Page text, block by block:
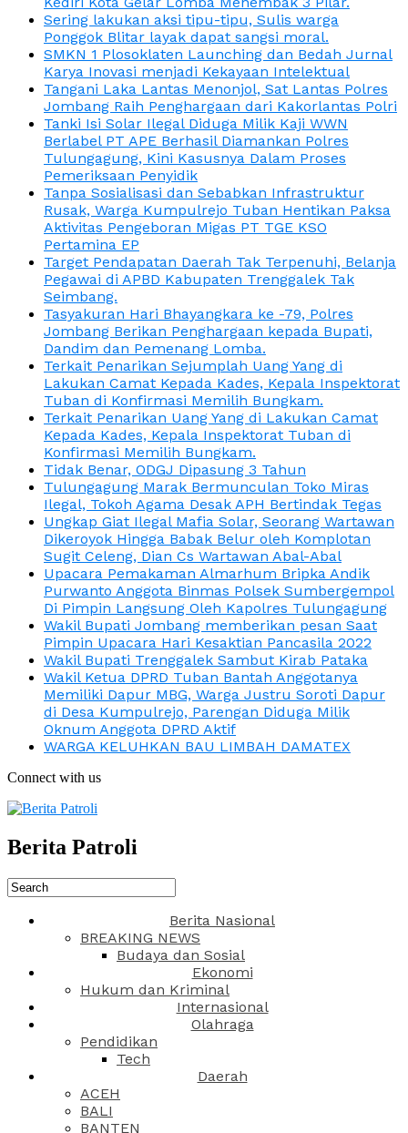
Sering lakukan aksi tipu-tipu, Sulis warga
Ponggok Blitar layak dapat sangsi moral.
SMKN 1 Plosoklaten Launching dan Bedah Jurnal
Karya Inovasi menjadi Kekayaan Intelektual
Tangani Laka Lantas Menonjol, Sat Lantas Polres
Jombang Raih Penghargaan dari Kakorlantas Polri
Tanki Isi Solar Ilegal Diduga Milik Kaji WWN
Berlabel PT APE Berhasil Diamankan Polres
Tulungagung, Kini Kasusnya Dalam Proses
Pemeriksaan Penyidik
Tanpa Sosialisasi dan Sebabkan Infrastruktur
Rusak, Warga Kumpulrejo Tuban Hentikan Paksa
Aktivitas Pengeboran Migas PT TGE KSO
Pertamina EP
Target Pendapatan Daerah Tak Terpenuhi, Belanja
Pegawai di APBD Kabupaten Trenggalek Tak
Seimbang.
Tasyakuran Hari Bhayangkara ke -79, Polres
Jombang Berikan Penghargaan kepada Bupati,
Dandim dan Pemenang Lomba.
Terkait Penarikan Sejumplah Uang Yang di
Lakukan Camat Kepada Kades, Kepala Inspektorat
Tuban di Konfirmasi Memilih Bungkam.
Terkait Penarikan Uang Yang di Lakukan Camat
Kepada Kades, Kepala Inspektorat Tuban di
Konfirmasi Memilih Bungkam.
Tidak Benar, ODGJ Dipasung 3 Tahun
Tulungagung Marak Bermunculan Toko Miras
Ilegal, Tokoh Agama Desak APH Bertindak Tegas
Ungkap Giat Ilegal Mafia Solar, Seorang Wartawan
Dikeroyok Hingga Babak Belur oleh Komplotan
Sugit Celeng, Dian Cs Wartawan Abal-Abal
Upacara Pemakaman Almarhum Bripka Andik
Purwanto Anggota Binmas Polsek Sumbergempol
Di Pimpin Langsung Oleh Kapolres Tulungagung
Wakil Bupati Jombang memberikan pesan Saat
Pimpin Upacara Hari Kesaktian Pancasila 2022
Wakil Bupati Trenggalek Sambut Kirab Pataka
Wakil Ketua DPRD Tuban Bantah Anggotanya
Memiliki Dapur MBG, Warga Justru Soroti Dapur
di Desa Kumpulrejo, Parengan Diduga Milik
Oknum Anggota DPRD Aktif
WARGA KELUHKAN BAU LIMBAH DAMATEX
Connect with us
Berita Patroli
Berita Nasional
BREAKING NEWS
Budaya dan Sosial
Ekonomi
Hukum dan Kriminal
Internasional
Olahraga
Pendidikan
Tech
Daerah
ACEH
BALI
BANTEN